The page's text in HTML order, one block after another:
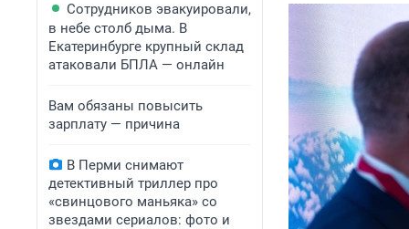
Сотрудников эвакуировали,
в небе столб дыма. В
Екатеринбурге крупный склад
атаковали БПЛА — онлайн
Вам обязаны повысить
зарплату — причина
В Перми снимают
детективный триллер про
«свинцового маньяка» со
звездами сериалов: фото и